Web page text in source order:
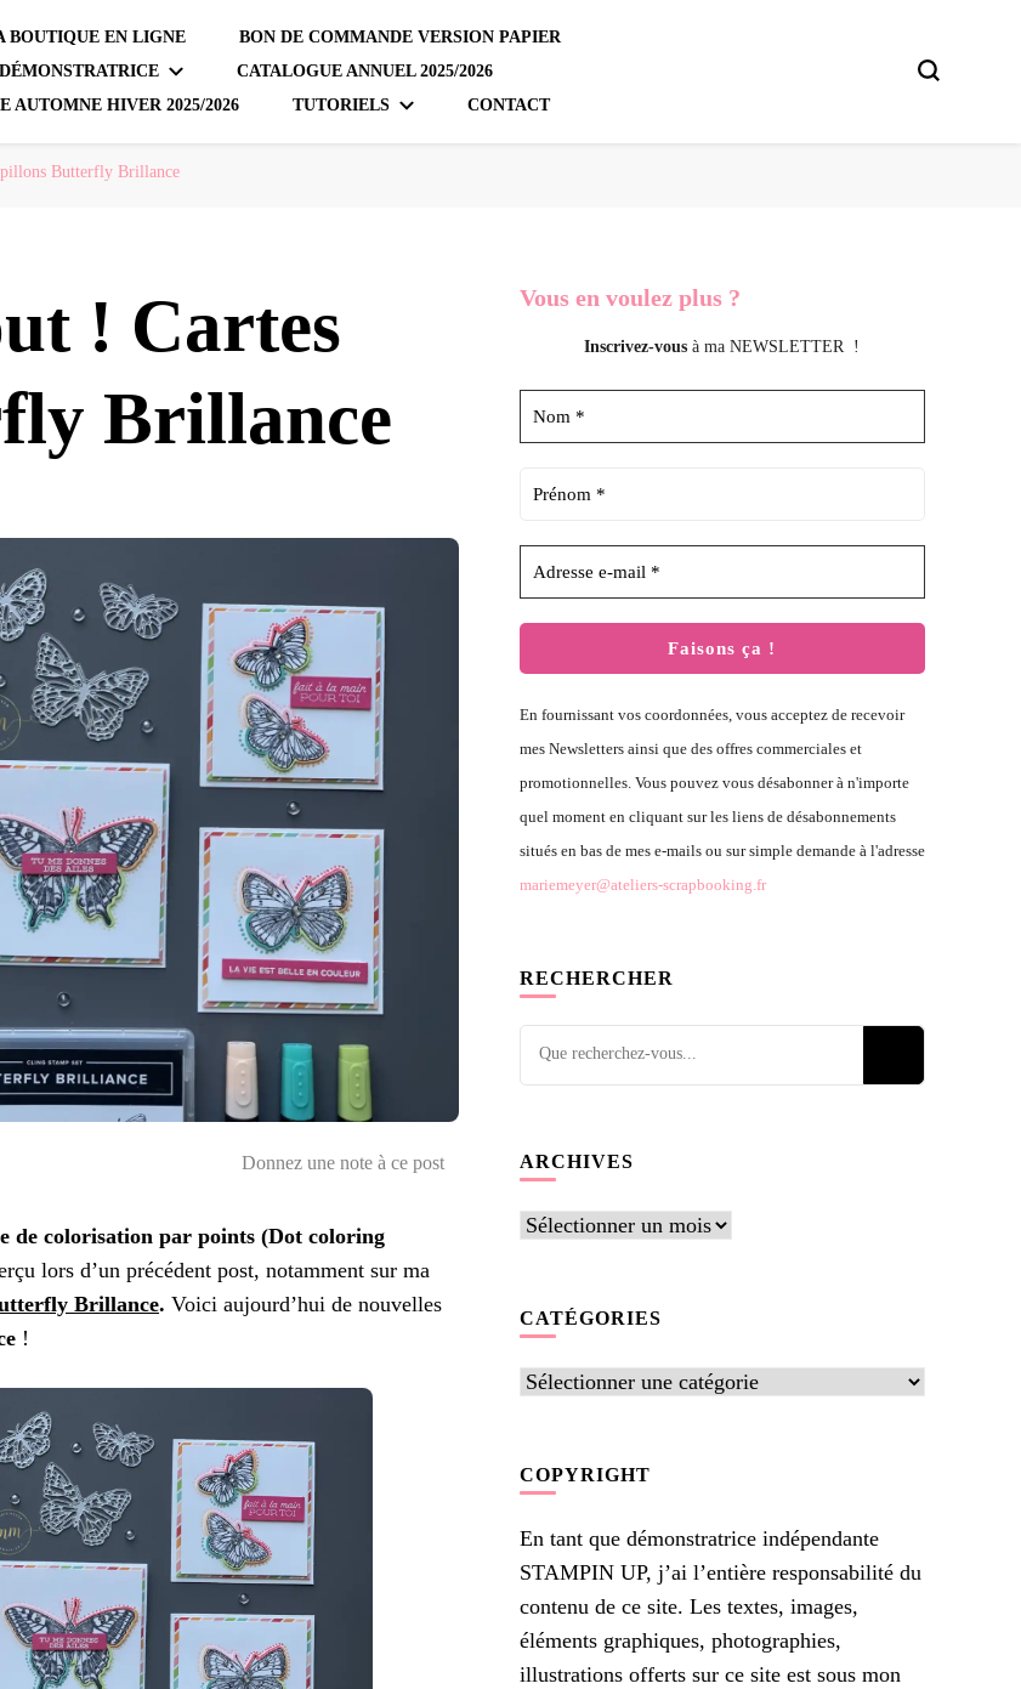
BOUTIQUE EN LIGNE
BON DE COMMANDE VERSION PAPIER
CATALOGUE ANNUEL 2025/2026
AUTOMNE HIVER 2025/2026
TUTORIELS CONTACT
Butterfly Brillance
! Cartes
Brillance
Donnez une note à ce post
de colorisation par points (Dot coloring
lors d’un précédent post, notamment sur ma
Brillance. Voici aujourd’hui de nouvelles
!
Vous en voulez plus ?
Inscrivez-vous à ma NEWSLETTER !
En fournissant vos coordonnées, vous acceptez de recevoir
mes Newsletters ainsi que des offres commerciales et
promotionnelles. Vous pouvez vous désabonner à n'importe
quel moment en cliquant sur les liens de désabonnements
situés en bas de mes e-mails ou sur simple demande à l'adresse
mariemeyer@ateliers-scrapbooking.fr
RECHERCHER
Vous
recherchiez
ARCHIVES
Archives
CATÉGORIES
Catégories
COPYRIGHT
En tant que démonstratrice indépendante
STAMPIN UP, j’ai l’entière responsabilité du
contenu de ce site. Les textes, images,
éléments graphiques, photographies,
illustrations offerts sur ce site est sous mon